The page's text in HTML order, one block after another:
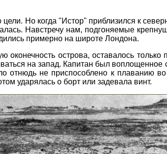
Но когда "Истор" приблизился к
Навстречу нам, подгоняемые
примерно на широте Лондона.
оконечность острова, оставалось
на запад. Капитан был воплощенное
отнюдь не приспособлено к плаванию
ударялась о борт или задевала винт.